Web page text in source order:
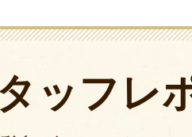
ッフレ